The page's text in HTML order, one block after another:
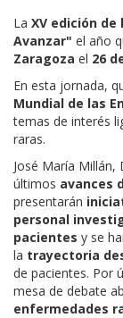
La XV edición de
Avanzar" el año
Zaragoza el 26
En esta jornada,
Mundial de las
temas de interés
raras.
José María Millán,
últimos avances
presentarán
personal
pacientes y se
la trayectoria
de pacientes. Por
mesa de debate
enfermedades